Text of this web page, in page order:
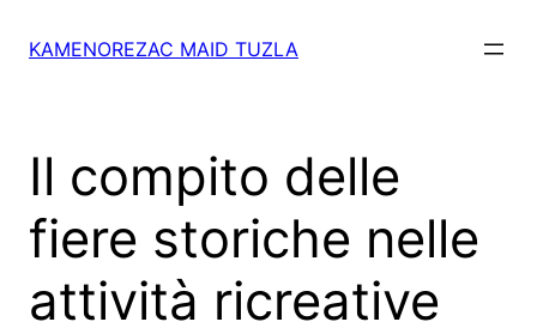
KAMENOREZAC MAID TUZLA
Il compito delle
fiere storiche nelle
attività ricreative